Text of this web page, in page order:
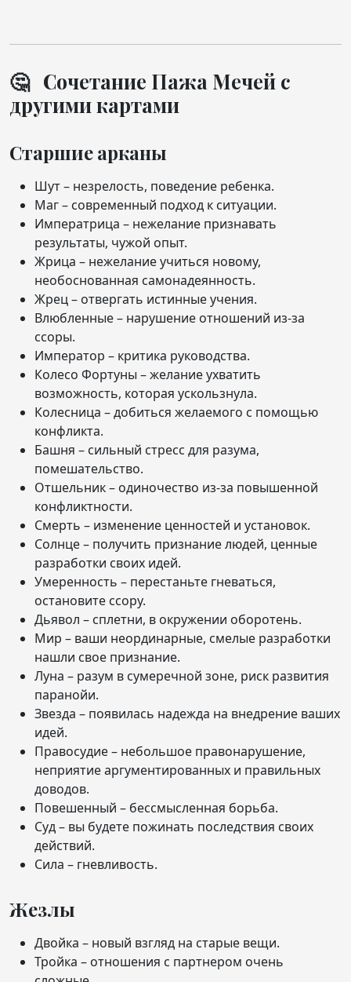
🤔 Сочетание Пажа Мечей с
другими картами
Старшие арканы
Шут – незрелость, поведение ребенка.
Маг – современный подход к ситуации.
Императрица – нежелание признавать
результаты, чужой опыт.
Жрица – нежелание учиться новому,
необоснованная самонадеянность.
Жрец – отвергать истинные учения.
Влюбленные – нарушение отношений из-за
ссоры.
Император – критика руководства.
Колесо Фортуны – желание ухватить
возможность, которая ускользнула.
Колесница – добиться желаемого с помощью
конфликта.
Башня – сильный стресс для разума,
помешательство.
Отшельник – одиночество из-за повышенной
конфликтности.
Смерть – изменение ценностей и установок.
Солнце – получить признание людей, ценные
разработки своих идей.
Умеренность – перестаньте гневаться,
остановите ссору.
Дьявол – сплетни, в окружении оборотень.
Мир – ваши неординарные, смелые разработки
нашли свое признание.
Луна – разум в сумеречной зоне, риск развития
паранойи.
Звезда – появилась надежда на внедрение ваших
идей.
Правосудие – небольшое правонарушение,
неприятие аргументированных и правильных
доводов.
Повешенный – бессмысленная борьба.
Суд – вы будете пожинать последствия своих
действий.
Сила – гневливость.
Жезлы
Двойка – новый взгляд на старые вещи.
Тройка – отношения с партнером очень